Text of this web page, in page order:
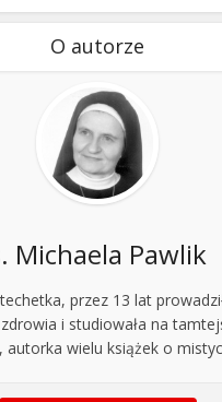
O autorze
Michaela Pawlik
przez 13 lat
i studiowała na
autorka wielu książek o